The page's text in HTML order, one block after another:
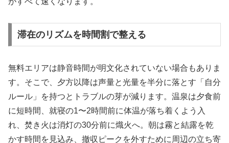
滞在のリズムを時間割で整える
無料エリアは静音時間が明文化されていない場合もありま
す。そこで、夕方以降は声量と光量を半分に落とす「自分
ルール」を持つとトラブルの芽が減ります。温泉は夕食前
に短時間、就寝の1〜2時間前に体温が落ち着くよう入
れ、焚き火は消灯の30分前に熾火へ。朝は霧と結露を乾
かす時間を見込み、撤収ピークを外すために周辺の立ち寄